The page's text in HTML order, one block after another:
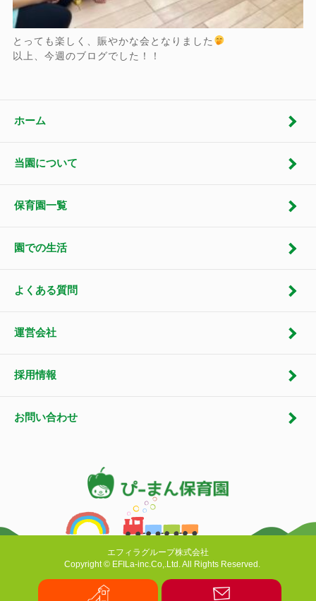
とっても楽しく、賑やかな会となりました
以上、今週のブログでした！！
ホーム
当園について
保育園一覧
園での生活
よくある質問
運営会社
採用情報
お問い合わせ
エフィラグループ株式会社
Copyright © EFILa-inc.Co,.Ltd. All Rights Reserved.